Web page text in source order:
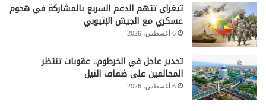
تيغراي تتهم الدعم السريع بالمشاركة في هجوم
عسكري مع الجيش الإثيوبي
6 أغسطس، 2026
تحذير عاجل في الخرطوم.. عقوبات تنتظر
المخالفين على ضفاف النيل
6 أغسطس، 2026